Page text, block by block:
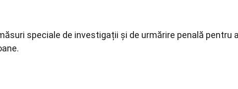
speciale de investigații și de urmărire penală pentru a